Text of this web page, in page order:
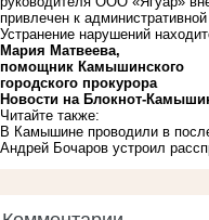
привлечен к
Устранение нарушений
Мария Матвеева,
помощник Камышинского
городского прокурора
Новости на Блoкнoт-
Читайте также:
В Камышине проводили в
Андрей Бочаров устроил